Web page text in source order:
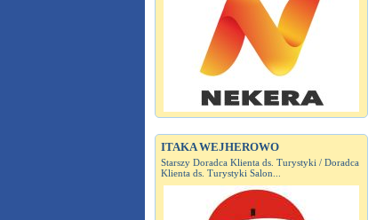
ITAKA WEJHEROWO
Starszy Doradca Klienta ds. Turystyki / Doradca
Klienta ds. Turystyki Salon...